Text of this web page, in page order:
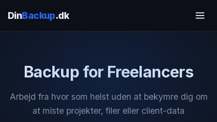
DinBackup.dk
Backup for Freelancers
Arbejd fra hvor som helst uden at bekymre dig om
at miste projekter, filer eller client-data